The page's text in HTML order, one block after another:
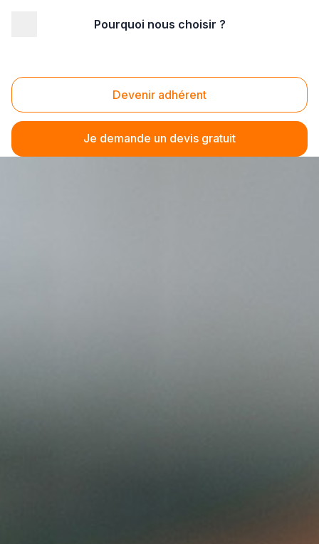
Pourquoi nous choisir ?
Devenir adhérent
Je demande un devis gratuit